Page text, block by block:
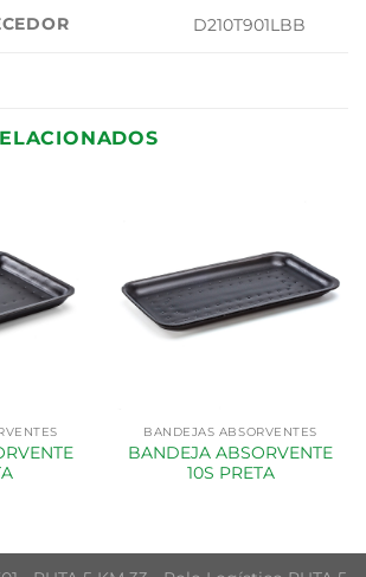
D210T901LBB
BANDEJAS ABSORVENTES
BANDEJA ABSORVENTE
10S PRETA